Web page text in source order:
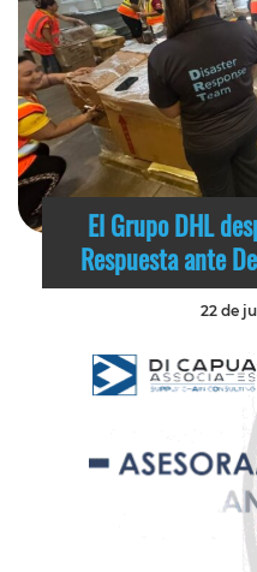
El Grupo DHL
Respuesta ante
22 de